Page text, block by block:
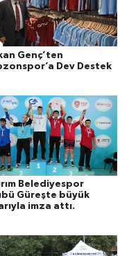
Genç’ten
Dev Destek
Belediyespor
Güreşte büyük
imza attı.